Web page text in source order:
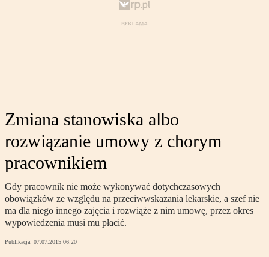
Zmiana stanowiska albo
rozwiązanie umowy z chorym
pracownikiem
Gdy pracownik nie może wykonywać dotychczasowych
obowiązków ze względu na przeciwwskazania lekarskie, a szef nie
ma dla niego innego zajęcia i rozwiąże z nim umowę, przez okres
wypowiedzenia musi mu płacić.
Publikacja: 07.07.2015 06:20